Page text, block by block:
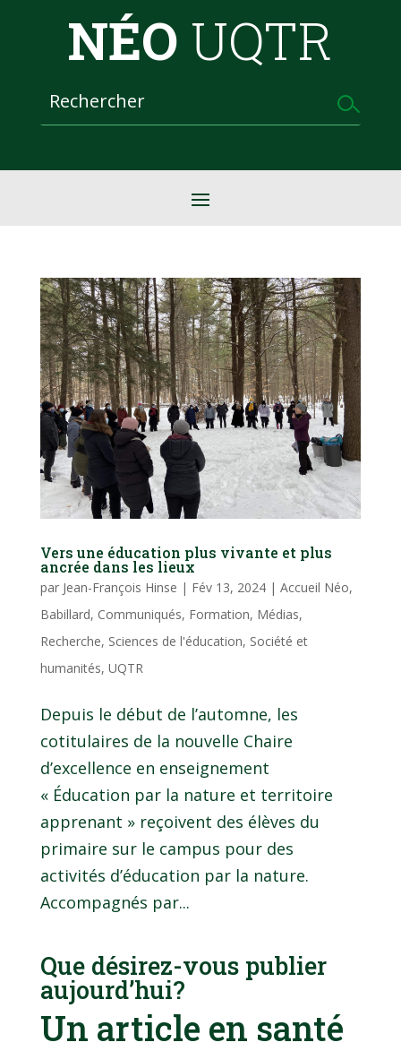
NÉO UQTR
Vers une éducation plus vivante et plus
ancrée dans les lieux
par Jean-François Hinse | Fév 13, 2024| Accueil Néo,
Babillard, Communiqués, Formation, Médias,
Recherche, Sciences de l'éducation, Société et
humanités, UQTR
Depuis le début de l’automne, les
cotitulaires de la nouvelle Chaire
d’excellence en enseignement
« Éducation par la nature et territoire
apprenant » reçoivent des élèves du
primaire sur le campus pour des
activités d’éducation par la nature.
Accompagnés par...
Que désirez-vous publier
aujourd’hui?
Un article en santé